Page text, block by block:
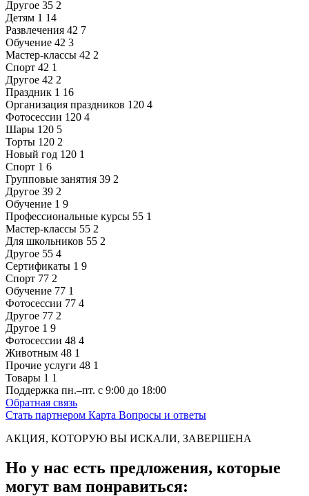
Другое 35 2
Детям 1 14
Развлечения 42 7
Обучение 42 3
Мастер-классы 42 2
Спорт 42 1
Другое 42 2
Праздник 1 16
Организация праздников 120 4
Фотосессии 120 4
Шары 120 5
Торты 120 2
Новый год 120 1
Спорт 1 6
Групповые занятия 39 2
Другое 39 2
Обучение 1 9
Профессиональные курсы 55 1
Мастер-классы 55 2
Для школьников 55 2
Другое 55 4
Сертификаты 1 9
Спорт 77 2
Обучение 77 1
Фотосессии 77 4
Другое 77 2
Другое 1 9
Фотосессии 48 4
Животным 48 1
Прочие услуги 48 1
Товары 1 1
Поддержка пн.–пт. с 9:00 до 18:00
Обратная связь
Стать партнером Карта Вопросы и ответы
АКЦИЯ, КОТОРУЮ ВЫ ИСКАЛИ, ЗАВЕРШЕНА
Но у нас есть предложения, которые
могут вам понравиться: